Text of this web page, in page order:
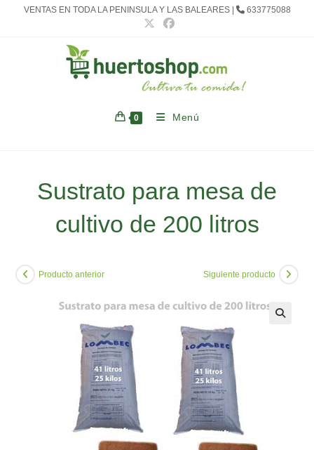
VENTAS EN TODA LA PENINSULA Y LAS BALEARES | 633775088
0 Menú
Sustrato para mesa de
cultivo de 200 litros
Producto anterior Siguiente producto